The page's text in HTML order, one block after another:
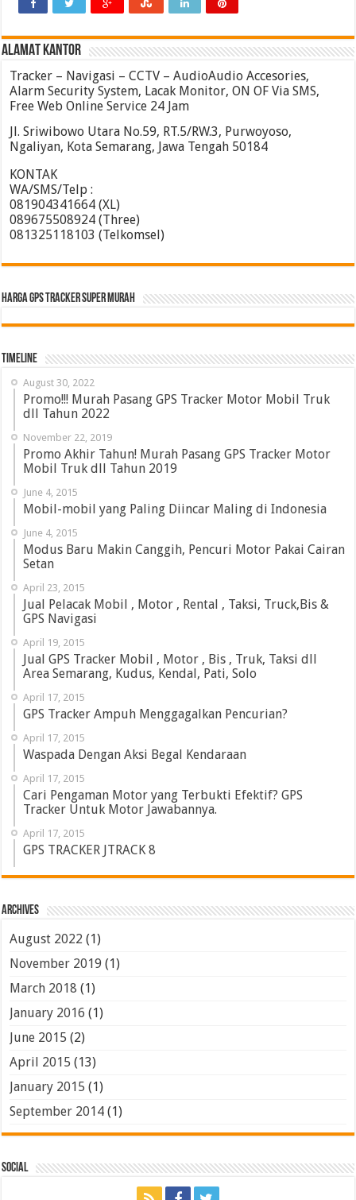
ALAMAT KANTOR
Tracker – Navigasi – CCTV – AudioAudio Accesories,
Alarm Security System, Lacak Monitor, ON OF Via SMS,
Free Web Online Service 24 Jam
Jl. Sriwibowo Utara No.59, RT.5/RW.3, Purwoyoso,
Ngaliyan, Kota Semarang, Jawa Tengah 50184
KONTAK
WA/SMS/Telp :
081904341664 (XL)
089675508924 (Three)
081325118103 (Telkomsel)
HARGA GPS TRACKER SUPER MURAH
Timeline
August 30, 2022
Promo!!! Murah Pasang GPS Tracker Motor Mobil Truk
dll Tahun 2022
November 22, 2019
Promo Akhir Tahun! Murah Pasang GPS Tracker Motor
Mobil Truk dll Tahun 2019
June 4, 2015
Mobil-mobil yang Paling Diincar Maling di Indonesia
June 4, 2015
Modus Baru Makin Canggih, Pencuri Motor Pakai Cairan
Setan
April 23, 2015
Jual Pelacak Mobil , Motor , Rental , Taksi, Truck,Bis &
GPS Navigasi
April 19, 2015
Jual GPS Tracker Mobil , Motor , Bis , Truk, Taksi dll
Area Semarang, Kudus, Kendal, Pati, Solo
April 17, 2015
GPS Tracker Ampuh Menggagalkan Pencurian?
April 17, 2015
Waspada Dengan Aksi Begal Kendaraan
April 17, 2015
Cari Pengaman Motor yang Terbukti Efektif? GPS
Tracker Untuk Motor Jawabannya.
April 17, 2015
GPS TRACKER JTRACK 8
Archives
August 2022 (1)
November 2019 (1)
March 2018 (1)
January 2016 (1)
June 2015 (2)
April 2015 (13)
January 2015 (1)
September 2014 (1)
Social